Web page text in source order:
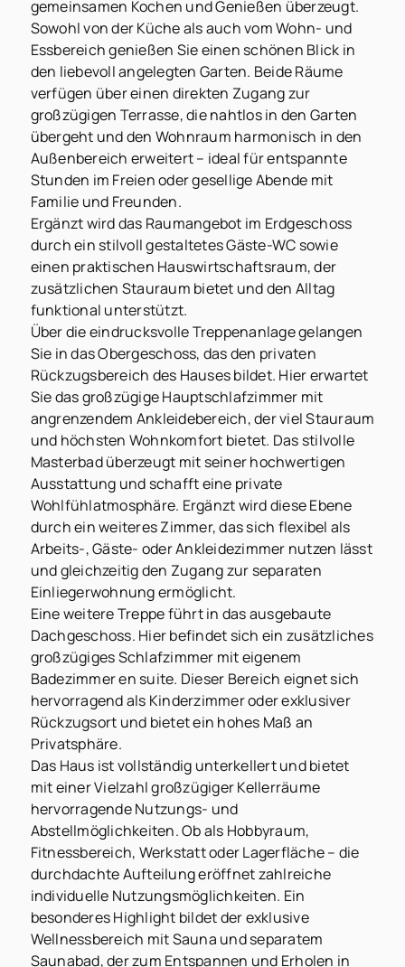
gemeinsamen Kochen und Genießen überzeugt.
Sowohl von der Küche als auch vom Wohn- und
Essbereich genießen Sie einen schönen Blick in
den liebevoll angelegten Garten. Beide Räume
verfügen über einen direkten Zugang zur
großzügigen Terrasse, die nahtlos in den Garten
übergeht und den Wohnraum harmonisch in den
Außenbereich erweitert – ideal für entspannte
Stunden im Freien oder gesellige Abende mit
Familie und Freunden.
Ergänzt wird das Raumangebot im Erdgeschoss
durch ein stilvoll gestaltetes Gäste-WC sowie
einen praktischen Hauswirtschaftsraum, der
zusätzlichen Stauraum bietet und den Alltag
funktional unterstützt.
Über die eindrucksvolle Treppenanlage gelangen
Sie in das Obergeschoss, das den privaten
Rückzugsbereich des Hauses bildet. Hier erwartet
Sie das großzügige Hauptschlafzimmer mit
angrenzendem Ankleidebereich, der viel Stauraum
und höchsten Wohnkomfort bietet. Das stilvolle
Masterbad überzeugt mit seiner hochwertigen
Ausstattung und schafft eine private
Wohlfühlatmosphäre. Ergänzt wird diese Ebene
durch ein weiteres Zimmer, das sich flexibel als
Arbeits-, Gäste- oder Ankleidezimmer nutzen lässt
und gleichzeitig den Zugang zur separaten
Einliegerwohnung ermöglicht.
Eine weitere Treppe führt in das ausgebaute
Dachgeschoss. Hier befindet sich ein zusätzliches
großzügiges Schlafzimmer mit eigenem
Badezimmer en suite. Dieser Bereich eignet sich
hervorragend als Kinderzimmer oder exklusiver
Rückzugsort und bietet ein hohes Maß an
Privatsphäre.
Das Haus ist vollständig unterkellert und bietet
mit einer Vielzahl großzügiger Kellerräume
hervorragende Nutzungs- und
Abstellmöglichkeiten. Ob als Hobbyraum,
Fitnessbereich, Werkstatt oder Lagerfläche – die
durchdachte Aufteilung eröffnet zahlreiche
individuelle Nutzungsmöglichkeiten. Ein
besonderes Highlight bildet der exklusive
Wellnessbereich mit Sauna und separatem
Saunabad, der zum Entspannen und Erholen in